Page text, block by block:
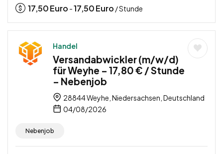
17,50Euro -17,50Euro / Stunde
Handel
Versandabwickler (m/w/d)
für Weyhe – 17,80 € / Stunde
– Nebenjob
28844 Weyhe, Niedersachsen, Deutschland
04/08/2026
Nebenjob